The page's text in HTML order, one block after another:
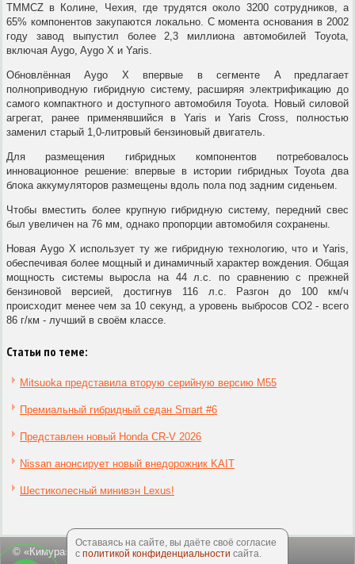
TMMCZ в Колине, Чехия, где трудятся около 3200 сотрудников, а
65% компонентов закупаются локально. С момента основания в 2002
году завод выпустил более 2,3 миллиона автомобилей Toyota,
включая Aygo, Aygo X и Yaris.
Обновлённая Aygo X впервые в сегменте A предлагает
полноприводную гибридную систему, расширяя электрификацию до
самого компактного и доступного автомобиля Toyota. Новый силовой
агрегат, ранее применявшийся в Yaris и Yaris Cross, полностью
заменил старый 1,0-литровый бензиновый двигатель.
Для размещения гибридных компонентов потребовалось
инновационное решение: впервые в истории гибридных Toyota два
блока аккумуляторов размещены вдоль пола под задним сиденьем.
Чтобы вместить более крупную гибридную систему, передний свес
был увеличен на 76 мм, однако пропорции автомобиля сохранены.
Новая Aygo X использует ту же гибридную технологию, что и Yaris,
обеспечивая более мощный и динамичный характер вождения. Общая
мощность системы выросла на 44 л.с. по сравнению с прежней
бензиновой версией, достигнув 116 л.с. Разгон до 100 км/ч
происходит менее чем за 10 секунд, а уровень выбросов CO2 - всего
86 г/км - лучший в своём классе.
Статьи по теме:
Mitsuoka представила вторую серийную версию M55
Премиальный гибридный седан Smart #6
Представлен новый Honda CR-V 2026
Nissan анонсирует новый внедорожник KAIT
Шестиколесный минивэн Lexus!
© «Кимура», 2003-2026
Оставаясь на сайте, вы даёте своё согласие
с политикой конфиденциальности сайта.